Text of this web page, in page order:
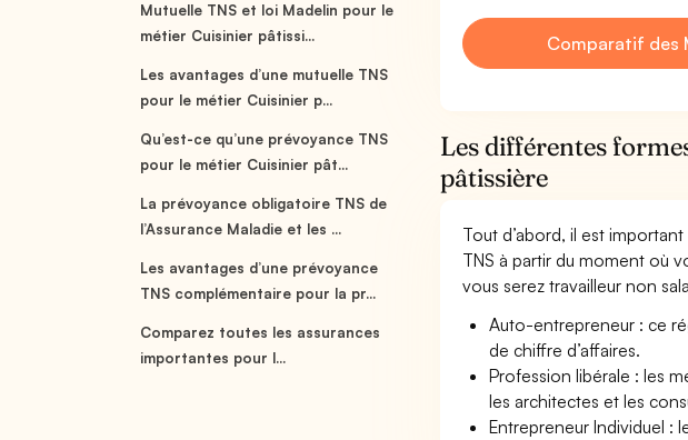
Mutuelle TNS et loi Madelin pour le
métier Cuisinier pâtissi...
Les avantages d’une mutuelle TNS
pour le métier Cuisinier p...
Qu’est-ce qu’une prévoyance TNS
pour le métier Cuisinier pât...
La prévoyance obligatoire TNS de
l’Assurance Maladie et les ...
Les avantages d’une prévoyance
TNS complémentaire pour la pr...
Comparez toutes les assurances
importantes pour l...
Comparatif des
Les différentes
pâtissière
Tout d’abord, il est
TNS à partir du moment où
vous serez travailleur non
Auto-entrepreneur : ce
de chiffre d’affaires.
Profession libérale : les
les architectes et les
Entrepreneur Individuel :